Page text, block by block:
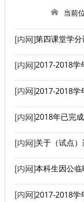
当前
第四课堂学
2017-2018学年校
2017-2018学年控制学院-新
2018年已完成对外交
关于（试点）选派本科
本科生因公临时出
2017-2018学年控制学院-香港